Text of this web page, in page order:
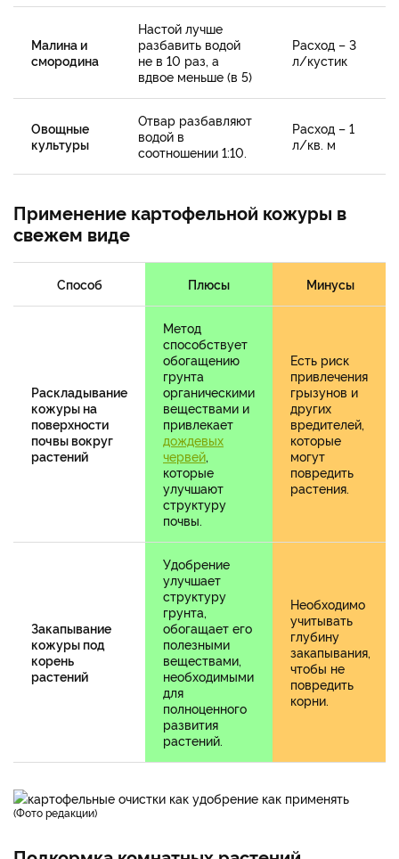
Малина и
смородина
Настой лучше
разбавить водой
не в 10 раз, а
вдвое меньше (в 5)
Расход – 3
л/кустик
Овощные
культуры
Отвар разбавляют
водой в
соотношении 1:10.
Расход – 1
л/кв. м
Применение картофельной кожуры в
свежем виде
Способ Плюсы Минусы
Раскладывание
кожуры на
поверхности
почвы вокруг
растений
Метод
способствует
обогащению
грунта
органическими
веществами и
привлекает
дождевых
червей,
которые
улучшают
структуру
почвы.
Есть риск
привлечения
грызунов и
других
вредителей,
которые
могут
повредить
растения.
Закапывание
кожуры под
корень
растений
Удобрение
улучшает
структуру
грунта,
обогащает его
полезными
веществами,
необходимыми
для
полноценного
развития
растений.
Необходимо
учитывать
глубину
закапывания,
чтобы не
повредить
корни.
(фото редакции)